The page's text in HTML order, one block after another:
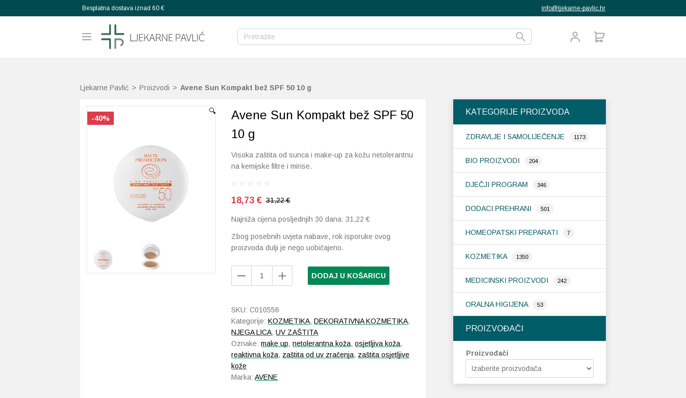
Besplatna dostava iznad 60 € info@ljekarne-pavlic.hr
Ljekarne Pavlić > Proizvodi > Avene Sun Kompakt bež SPF 50 10 g
KATEGORIJE PROIZVODA
ZDRAVLJE I SAMOLIJEČENJE 1173
BIO PROIZVODI 204
DJEČJI PROGRAM 346
DODACI PREHRANI 501
HOMEOPATSKI PREPARATI 7
KOZMETIKA 1350
MEDICINSKI PROIZVODI 242
ORALNA HIGIJENA 53
PROIZVOĐAČI
Proizvođači
🔍
-40%
-40%
Avene Sun Kompakt bež SPF 50
10 g
Visoka zaštita od sunca i make-up za kožu netolerantnu
na kemijske filtre i mirise.
18,73€ 31,22 €
Najniža cijena posljednjih 30 dana:31,22€
Zbog posebnih uvjeta nabave, rok isporuke ovog
proizvoda dulji je nego uobičajeno.
10
količina
DODAJ U KOŠARICU
SKU:C010556
Kategorije:KOZMETIKA,DEKORATIVNA KOZMETIKA,
NJEGA LICA,UV ZAŠTITA
Oznake:make up,netolerantna koža,osjetljiva koža,
reaktivna koža, zaštita od uv zračenja, zaštita osjetljive
kože
Marka:AVENE